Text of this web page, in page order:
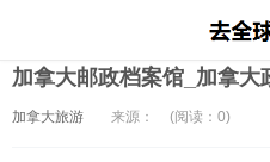
加拿大邮政档案馆_加拿大
加拿大旅游 来源： (阅读：0)